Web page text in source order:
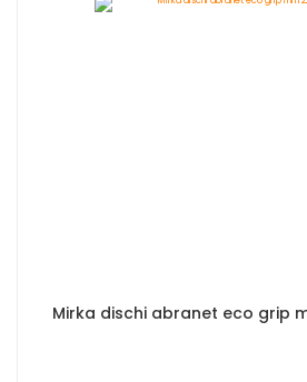
Mirka dischi abranet eco grip